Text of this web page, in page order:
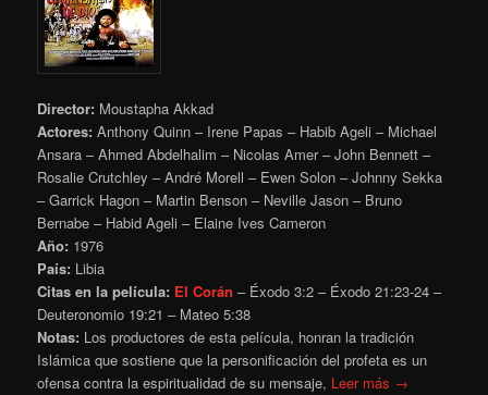
Director: Moustapha Akkad
Actores: Anthony Quinn – Irene Papas – Habib Ageli – Michael
Ansara – Ahmed Abdelhalim – Nicolas Amer – John Bennett –
Rosalie Crutchley – André Morell – Ewen Solon – Johnny Sekka
– Garrick Hagon – Martin Benson – Neville Jason – Bruno
Bernabe – Habid Ageli – Elaine Ives Cameron
Año: 1976
País: Libia
Citas en la película: El Corán – Éxodo 3:2 – Éxodo 21:23-24 –
Deuteronomio 19:21 – Mateo 5:38
Notas: Los productores de esta película, honran la tradición
Islámica que sostiene que la personificación del profeta es un
ofensa contra la espiritualidad de su mensaje, Leer más →